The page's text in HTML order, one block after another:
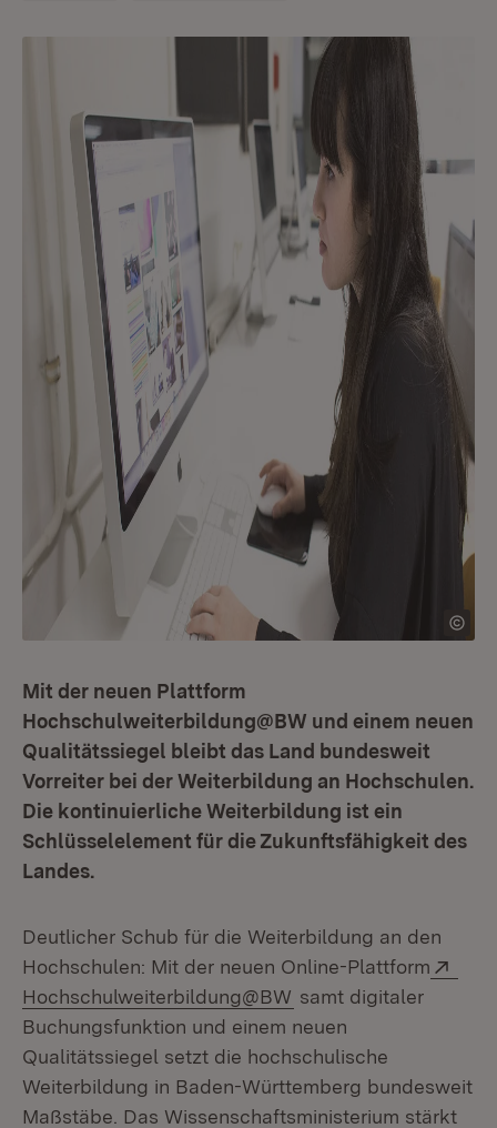
Mit der neuen Plattform
Hochschulweiterbildung@BW und einem neuen
Qualitätssiegel bleibt das Land bundesweit
Vorreiter bei der Weiterbildung an Hochschulen.
Die kontinuierliche Weiterbildung ist ein
Schlüsselelement für die Zukunftsfähigkeit des
Landes.
Deutlicher Schub für die Weiterbildung an den
Hochschulen: Mit der neuen Online-Plattform
Hochschulweiterbildung@BW (Öffnet in neuem
samt digitaler
Buchungsfunktion und einem neuen
Qualitätssiegel setzt die hochschulische
Weiterbildung in Baden-Württemberg bundesweit
Maßstäbe. Das Wissenschaftsministerium stärkt